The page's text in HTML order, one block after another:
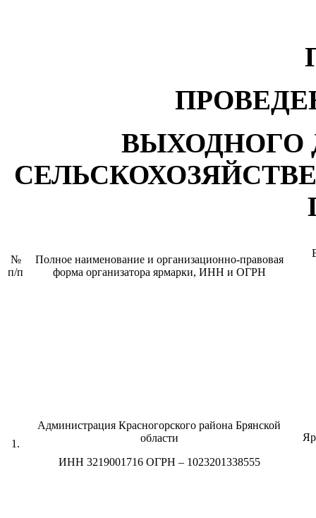
ВЫХОДНОГО
№
п/п
Полное наименование и организационно-правовая
форма организатора ярмарки, ИНН и ОГРН
1.
Администрация Красногорского района Брянской
области
ИНН 3219001716 ОГРН – 1023201338555